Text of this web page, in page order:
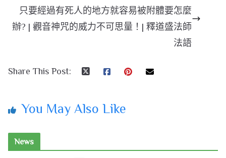
只要經過有死人的地方就容易被附體要怎麼
辦? | 觀音神咒的威力不可思量！| 釋道盛法師
法語
Share This Post:
You May Also Like
News